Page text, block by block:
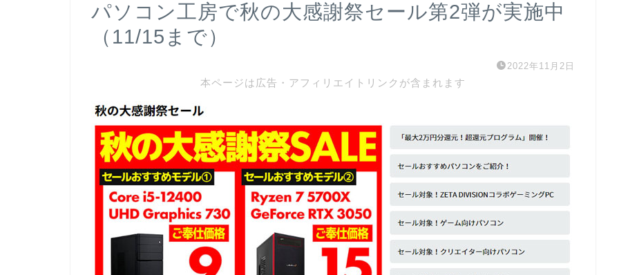
パソコン工房で秋の大感謝祭セール第2弾が実施中
（11/15まで）
2022年11月2日
本ページは広告・アフィリエイトリンクが含まれます